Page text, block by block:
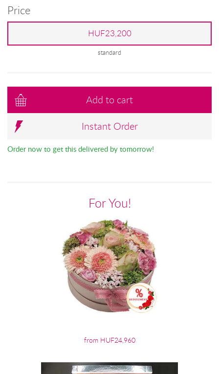
Price
HUF23,200
standard
Add to cart
Instant Order
Order now to get this delivered by tomorrow!
For You!
from HUF24,960